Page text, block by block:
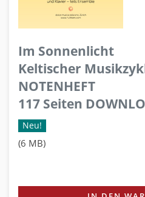
Im Sonnenlicht
Keltischer
NOTENHEFT
117 Seiten
Neu!
(6 MB)